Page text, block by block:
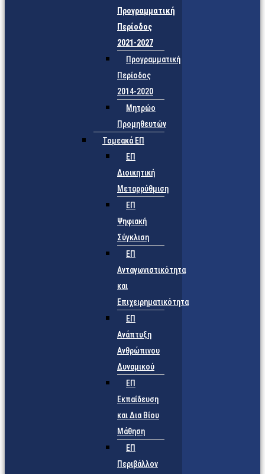
Προγραμματική
Περίοδος
2021-2027
Προγραμματική
Περίοδος
2014-2020
Μητρώο
Προμηθευτών
Τομεακά ΕΠ
ΕΠ
Διοικητική
Μεταρρύθμιση
ΕΠ
Ψηφιακή
Σύγκλιση
ΕΠ
Ανταγωνιστικότητα
και
Επιχειρηματικότητα
ΕΠ
Ανάπτυξη
Ανθρώπινου
Δυναμικού
ΕΠ
Εκπαίδευση
και Δια Βίου
Μάθηση
ΕΠ
Περιβάλλον